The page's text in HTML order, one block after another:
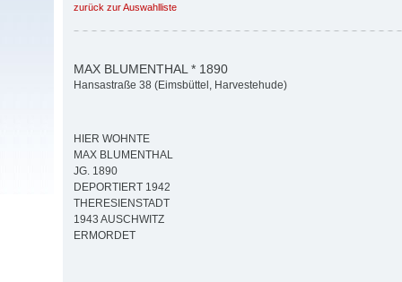
zurück zur Auswahlliste
MAX BLUMENTHAL * 1890
Hansastraße 38 (Eimsbüttel, Harvestehude)
HIER WOHNTE
MAX BLUMENTHAL
JG. 1890
DEPORTIERT 1942
THERESIENSTADT
1943 AUSCHWITZ
ERMORDET